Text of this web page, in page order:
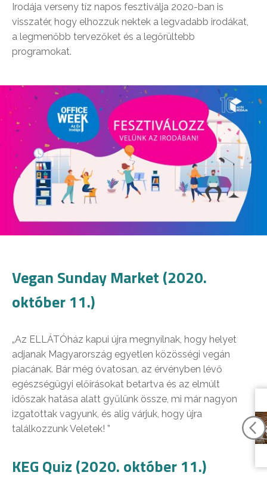
Irodája verseny tíz napos fesztiválja 2020-ban is
visszatér, hogy elhozzuk nektek a legvadabb irodákat,
a legmenőbb tervezőket és a legőrültebb
programokat.
Vegan Sunday Market (2020.
október 11.)
„Az ELLÁTÓház kapui újra megnyílnak, hogy helyet
adjanak Magyarország egyetlen közösségi vegán
piacának. Bár még óvatosan, az érvényben lévő
egészségügyi előírásokat betartva és az elmúlt
időszak hatása alatt gyűlünk össze, mi már nagyon
izgatottak vagyunk, és alig várjuk, hogy újra
találkozzunk Veletek! ️”
KEG Quiz (2020. október 11.)